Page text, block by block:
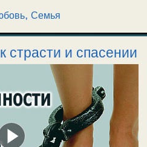
,Семья
страсти и спасении